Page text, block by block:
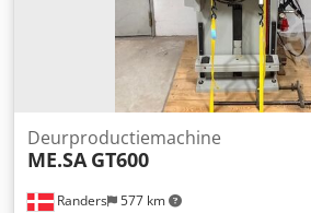
Randers 577 km
Deurproductiemachine
ME.SA GT600